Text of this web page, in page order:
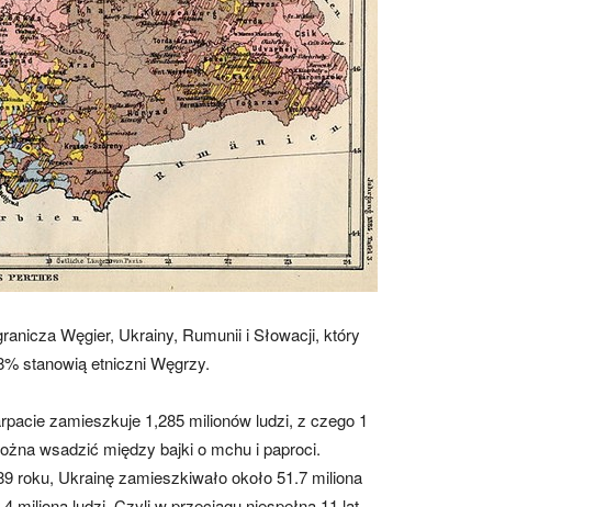
Węgier, Ukrainy, Rumunii i Słowacji, który
stanowią etniczni Węgrzy.
zamieszkuje 1,285 milionów ludzi, z czego 1
wsadzić między bajki o mchu i paproci.
roku, Ukrainę zamieszkiwało około 51.7 miliona